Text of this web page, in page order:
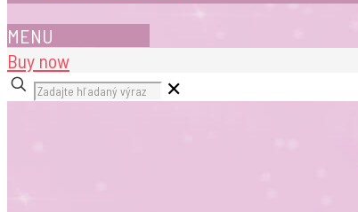
MENU
Buy now
✕